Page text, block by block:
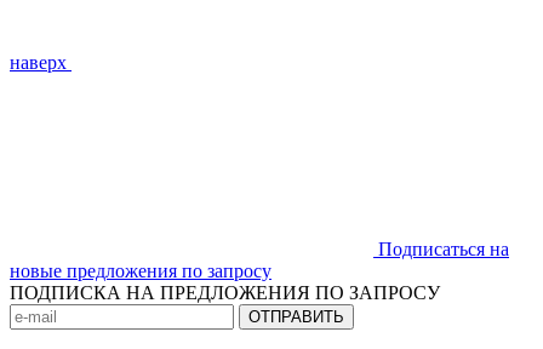
наверх
Подписаться на
новые предложения по запросу
ПОДПИСКА НА ПРЕДЛОЖЕНИЯ ПО ЗАПРОСУ
ОТПРАВИТЬ